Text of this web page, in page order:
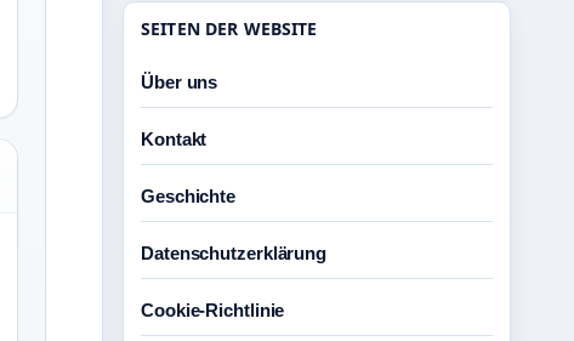
SEITEN DER WEBSITE
Über uns
Kontakt
Geschichte
Datenschutzerklärung
Cookie-Richtlinie